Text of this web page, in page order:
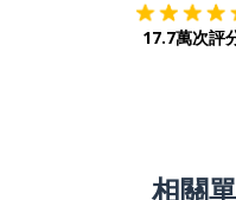
17.7萬次評
相關